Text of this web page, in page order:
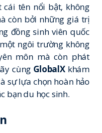
tên nổi bật, không
còn bởi những giá trị
đồng sinh viên quốc
ngôi trường không
môn mà còn phát
cùng GlobalXkhám
sự lựa chọn hoàn hảo
bạn du học sinh.